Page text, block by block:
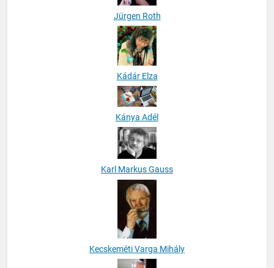
Jürgen Roth
Kádár Elza
Kánya Adél
Karl Markus Gauss
Kecskeméti Varga Mihály